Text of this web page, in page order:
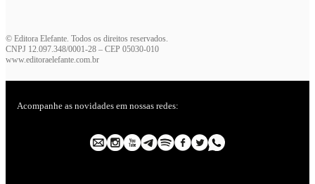
© Editora Elefante. Todos os direitos reservados.
CNPJ 12.097.348/0001-28 – CEP 05030-010
www.editoraelefante.com.br
Acompanhe as novidades em nossas redes: